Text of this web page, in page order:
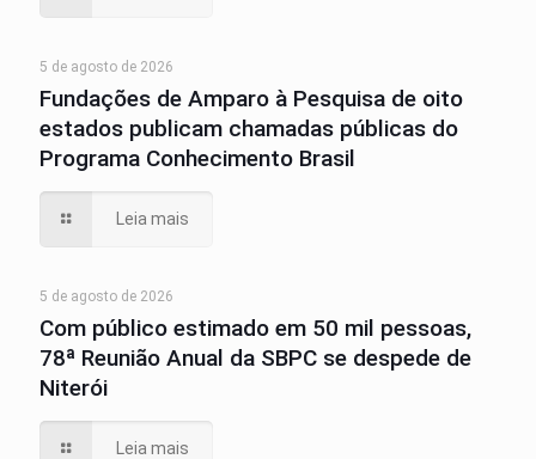
5 de agosto de 2026
Fundações de Amparo à Pesquisa de oito
estados publicam chamadas públicas do
Programa Conhecimento Brasil
Leia mais
5 de agosto de 2026
Com público estimado em 50 mil pessoas,
78ª Reunião Anual da SBPC se despede de
Niterói
Leia mais